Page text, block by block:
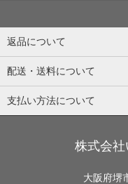
返品について
配送・送料について
支払い方法について
株式会
大阪府堺